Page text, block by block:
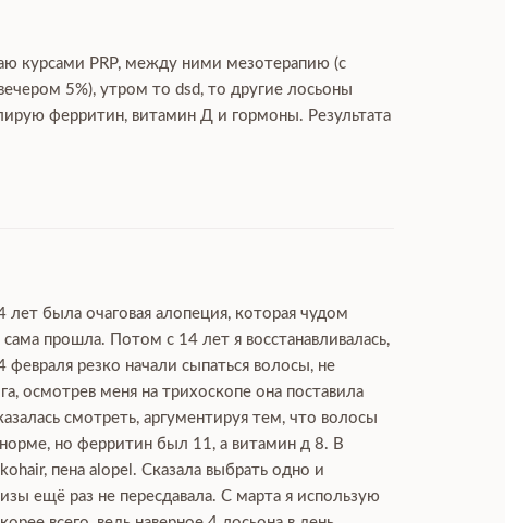
курсами PRP, между ними мезотерапию (с
5%), утром то dsd, то другие лосьоны
ферритин, витамин Д и гормоны. Результата
была очаговая алопеция, которая чудом
прошла. Потом с 14 лет я восстанавливалась,
резко начали сыпаться волосы, не
осмотрев меня на трихоскопе она поставила
смотреть, аргументируя тем, что волосы
но ферритин был 11, а витамин д 8. В
пена alopel. Сказала выбрать одно и
ещё раз не пересдавала. С марта я использую